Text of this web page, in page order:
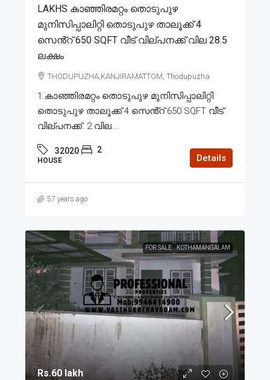
LAKHS കാഞ്ഞിരമറ്റം തൊടുപുഴ
മുനിസിപ്പാലിറ്റി തൊടുപുഴ താലൂക്ക് 4
സെൻ്റ് 650 SQFT വീട് വില്പനക്ക് വില 28.5
ലക്ഷം
THODUPUZHA,KANJIRAMATTOM, Thodupuzha
1.കാഞ്ഞിരമറ്റം തൊടുപുഴ മുനിസിപ്പാലിറ്റി
തൊടുപുഴ താലൂക്ക് 4 സെൻ്റ് 650 SQFT വീട്
വില്പനക്ക്. 2.വില...
32020 2
HOUSE Details
57 years ago
FOR SALE KOTHAMANGALAM
Rs.60 lakh